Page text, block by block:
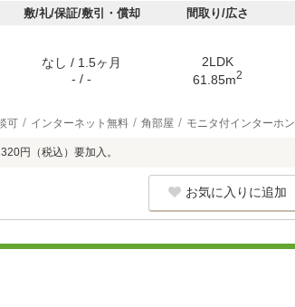
敷/礼/保証/敷引・償却 間取り/広さ
なし / 1.5ヶ月
- / -
2LDK
61.85m2
可 インターネット無料 角部屋 モニタ付インターホン
円（税込）要加入。
お気に入りに追加